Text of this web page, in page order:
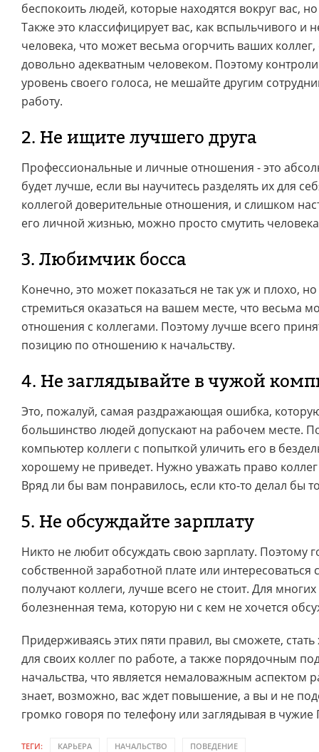
беспокоить людей, которые находятся вокруг вас,
Также это классифицирует вас, как вспыльчивого и
человека, что может весьма огорчить ваших
довольно адекватным человеком. Поэтому
уровень своего голоса, не мешайте другим
работу.
2. Не ищите лучшего друга
Профессиональные и личные отношения - это
будет лучше, если вы научитесь разделять их для
коллегой доверительные отношения, и слишком
его личной жизнью, можно просто смутить
3. Любимчик босса
Конечно, это может показаться не так уж и плохо,
стремиться оказаться на вашем месте, что весьма
отношения с коллегами. Поэтому лучше всего
позицию по отношению к начальству.
4. Не заглядывайте в чужой
Это, пожалуй, самая раздражающая ошибка,
большинство людей допускают на рабочем месте.
компьютер коллеги с попыткой уличить его в
хорошему не приведет. Нужно уважать право
Вряд ли бы вам понравилось, если кто-то делал бы
5. Не обсуждайте зарплату
Никто не любит обсуждать свою зарплату. Поэтому
собственной заработной плате или
получают коллеги, лучше всего не стоит. Для
болезненная тема, которую ни с кем не хочется
Придерживаясь этих пяти правил, вы сможете,
для своих коллег по работе, а также порядочным
начальства, что является немаловажным аспектом
знает, возможно, вас ждет повышение, а вы и не
громко говоря по телефону или заглядывая в чужие
ТЕГИ: КАРЬЕРА НАЧАЛЬСТВО ПОВЕДЕНИЕ